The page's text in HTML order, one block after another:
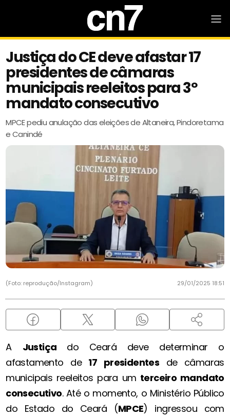
Justiça do CE deve afastar 17
presidentes de câmaras
municipais reeleitos para 3º
mandato consecutivo
MPCE pediu anulação das eleições de Altaneira, Pindoretama
e Canindé
(Foto: reprodução/Instagram) 29/01/2025 18:51
A Justiça do Ceará deve determinar o
afastamento de 17 presidentes de câmaras
municipais reeleitos para um terceiro mandato
consecutivo. Até o momento, o Ministério Público
do Estado do Ceará (MPCE) ingressou com